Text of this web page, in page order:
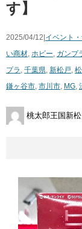
す】
2025/04/12|イベント
い商材 ホビー ガンプ
プラ 千葉県 新松戸
鎌ヶ谷市 市川市 MG
桃太郎王国新